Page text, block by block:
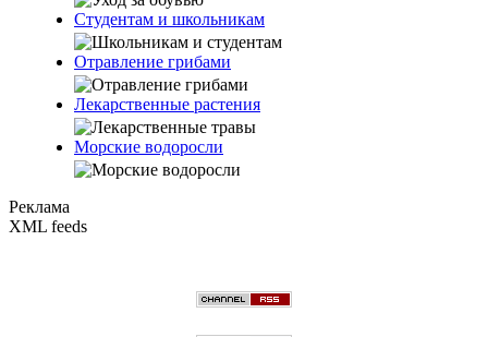
Студентам и школьникам
Отравление грибами
Лекарственные растения
Морские водоросли
Реклама
XML feeds